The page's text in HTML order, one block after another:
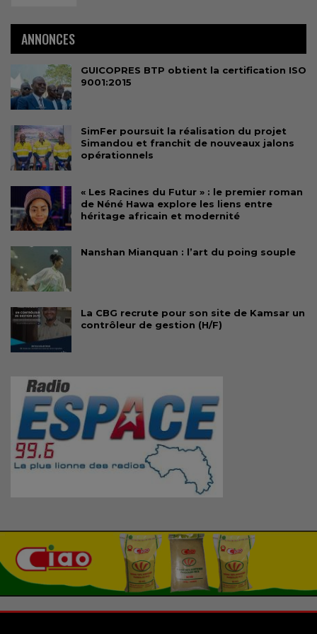
ANNONCES
GUICOPRES BTP obtient la certification ISO
9001:2015
SimFer poursuit la réalisation du projet
Simandou et franchit de nouveaux jalons
opérationnels
« Les Racines du Futur » : le premier roman
de Néné Hawa explore les liens entre
héritage africain et modernité
Nanshan Mianquan : l’art du poing souple
La CBG recrute pour son site de Kamsar un
contrôleur de gestion (H/F)